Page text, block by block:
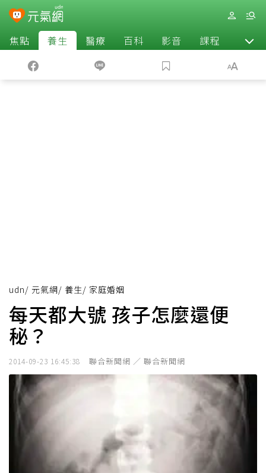
焦點 養生 醫療 百科 影音 課程 退休
udn/ 元氣網/ 養生/ 家庭婚姻
每天都大號 孩子怎麼還便
秘？
2014-09-23 16:45:38 聯合新聞網 ／ 聯合新聞網